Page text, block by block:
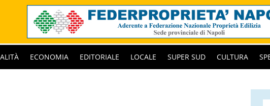
ECONOMIA EDITORIALE LOCALE SUPER SUD CULTURA